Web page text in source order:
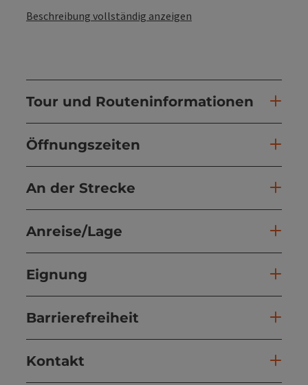
Beschreibung vollständig anzeigen
Tour und Routeninformationen
Öffnungszeiten
An der Strecke
Anreise/Lage
Eignung
Barrierefreiheit
Kontakt